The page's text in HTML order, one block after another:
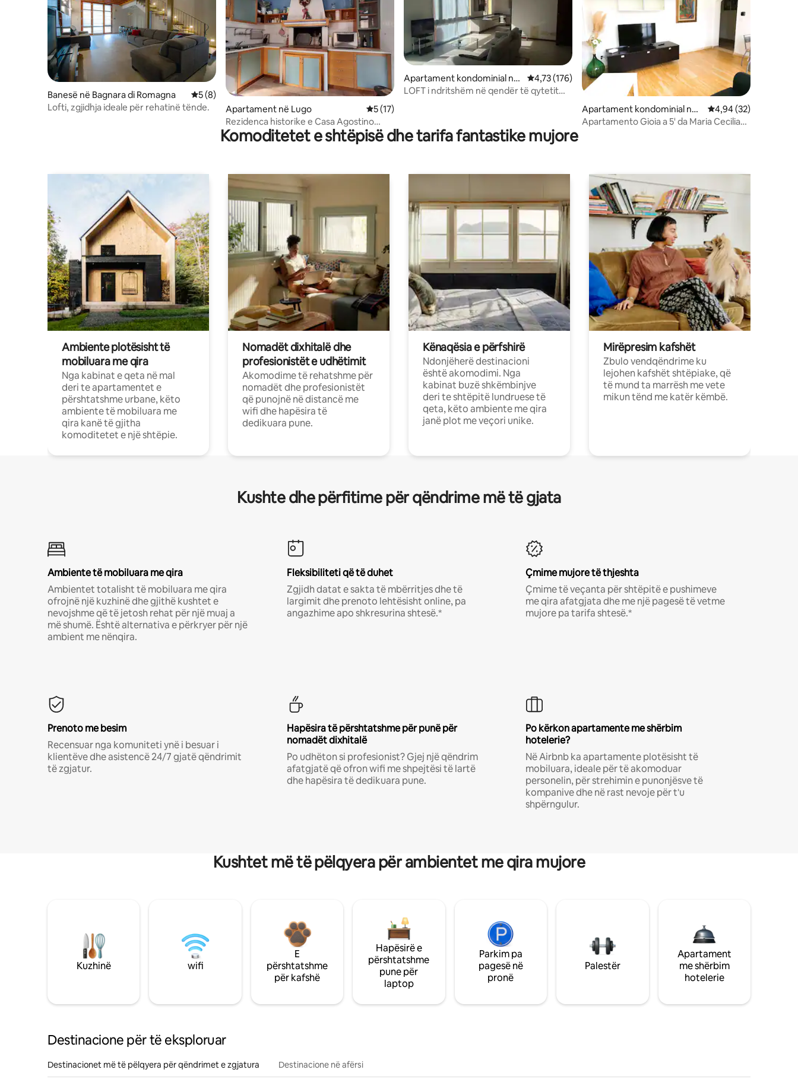
Banesë në Bagnara di Romagna Vlerësimi mesatar 5 nga 5, 8 vlerësime
5 (8)
Lofti, zgjidhja ideale për rehatinë tënde.
Apartament në Lugo Vlerësimi mesatar 5 nga 5, 17 vlerësime
5 (17)
Rezidenca historike e Casa Agostino
Codazzi
Apartament kondominial në
Massa Lombarda
Vlerësimi mesatar 4,73 nga 5, 176 vlerësime
4,73 (176)
LOFT i ndritshëm në qendër të qytetit
Apartament kondominial në
Lugo
Vlerësimi mesatar
4,94 (32)
Apartamento Gioia a 5' da Maria Cecilia
Komoditetet e shtëpisë dhe tarifa fantastike mujore
Ambiente plotësisht të
mobiluara me qira
Nga kabinat e qeta në mal
deri te apartamentet e
përshtatshme urbane, këto
ambiente të mobiluara me
qira kanë të gjitha
komoditetet e një shtëpie.
Nomadët dixhitalë dhe
profesionistët e udhëtimit
Akomodime të rehatshme për
nomadët dhe profesionistët
që punojnë në distancë me
wifi dhe hapësira të
dedikuara pune.
Kënaqësia e përfshirë
Ndonjëherë destinacioni
është akomodimi. Nga
kabinat buzë shkëmbinjve
deri te shtëpitë lundruese të
qeta, këto ambiente me qira
janë plot me veçori unike.
Mirëpresim kafshët
Zbulo vendqëndrime ku
lejohen kafshët shtëpiake, që
të mund ta marrësh me vete
mikun tënd me katër këmbë.
Kushte dhe përfitime për qëndrime më të gjata
Ambiente të mobiluara me qira
Ambientet totalisht të mobiluara me qira
ofrojnë një kuzhinë dhe gjithë kushtet e
nevojshme që të jetosh rehat për një muaj a
më shumë. Është alternativa e përkryer për një
ambient me nënqira.
Fleksibiliteti që të duhet
Zgjidh datat e sakta të mbërritjes dhe të
largimit dhe prenoto lehtësisht online, pa
angazhime apo shkresurina shtesë.*
Çmime mujore të thjeshta
Çmime të veçanta për shtëpitë e pushimeve
me qira afatgjata dhe me një pagesë të vetme
mujore pa tarifa shtesë.*
Prenoto me besim
Recensuar nga komuniteti ynë i besuar i
klientëve dhe asistencë 24/7 gjatë qëndrimit
të zgjatur.
Hapësira të përshtatshme për punë për
nomadët dixhitalë
Po udhëton si profesionist? Gjej një qëndrim
afatgjatë që ofron wifi me shpejtësi të lartë
dhe hapësira të dedikuara pune.
Po kërkon apartamente me shërbim
hotelerie?
Në Airbnb ka apartamente plotësisht të
mobiluara, ideale për të akomoduar
personelin, për strehimin e punonjësve të
kompanive dhe në rast nevoje për t'u
shpërngulur.
Kushtet më të pëlqyera për ambientet me qira mujore
Kuzhinë wifi
E
përshtatshme
për kafshë
Hapësirë e
përshtatshme
pune për
laptop
Parkim pa
pagesë në
pronë
Palestër
Apartament
me shërbim
hotelerie
Destinacione për të eksploruar
Destinacionet më të pëlqyera për qëndrimet e zgjatura Destinacione në afërsi